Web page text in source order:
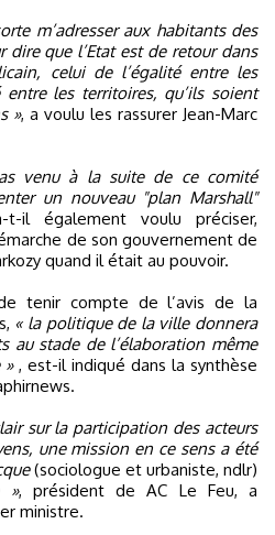
m’adresser aux habitants des
dire que l’Etat est de retour dans
celui de l’égalité entre les
les territoires, qu’ils soient
», a voulu les rassurer Jean-Marc
venu à la suite de ce comité
un nouveau "plan Marshall"
t-il également voulu préciser,
de son gouvernement de
quand il était au pouvoir.
tenir compte de l’avis de la
« la politique de la ville donnera
au stade de l’élaboration même
» , est-il indiqué dans la synthèse
sur la participation des acteurs
une mission en ce sens a été
(sociologue et urbaniste, ndlr)
», président de AC Le Feu, a
ministre.